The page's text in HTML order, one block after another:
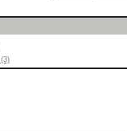
(3)